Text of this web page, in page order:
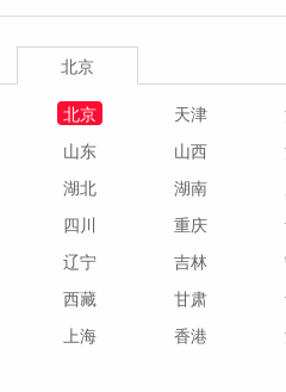
北京
北京
天津
山东
山西
湖北
湖南
四川
重庆
辽宁
吉林
西藏
甘肃
上海
香港